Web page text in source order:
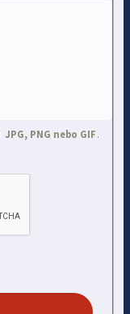
JPG, PNG nebo GIF .